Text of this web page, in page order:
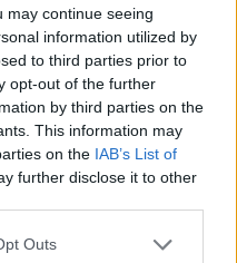
may continue seeing
information utilized by
to third parties prior to
opt-out of the further
by third parties on the
This information may
on the IAB’s List of
further disclose it to other
Outs
del FS Amposta passen la
de Copa